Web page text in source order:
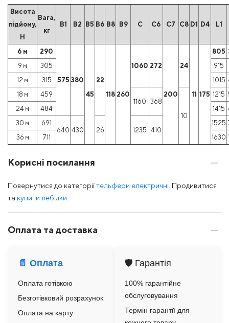
Висота
підйому,
Н
Вага,
кг
B1 B2 B5 B6 B8 B9 C C6 C7 C8 D1 D4 L1
6 м 290
575 380
45
22
118 260
1060 272
200
24
11 175
805
9 м
305 915
12 м
315 1015
18 м
459
1160 368
10
1215
24 м
484 1415
30 м
691
640 430 26 1235 410
1525
36 м
711 1630
Корисні посилання
Повернутися до категоріїтельфери електричні . Продивитися
та купити лебідки
Оплата та доставка
📄 Оплата
Оплата готівкою
Безготівковий розрахунок
Оплата на карту
🛡️ Гарантія
100% гарантійне
обслуговування
Термін гарантії для